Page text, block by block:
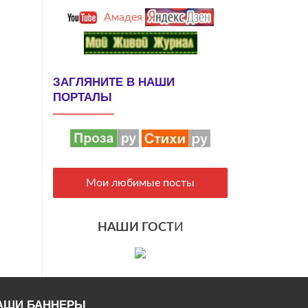
Амадея
ЗАГЛЯНИТЕ В НАШИ
ПОРТАЛЫ
Мои любимые посты
НАШИ ГОСТИ
БАННЕРЫ